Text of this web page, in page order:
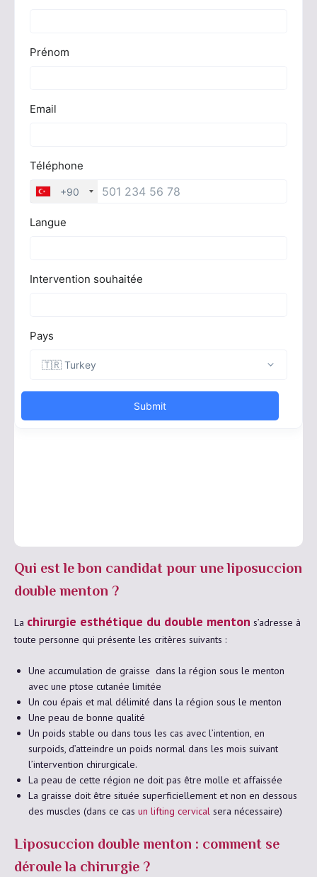
Qui est le bon candidat pour une liposuccion
double menton ?
La chirurgie esthétique du double menton s’adresse à
toute personne qui présente les critères suivants :
Une accumulation de graisse dans la région sous le menton
avec une ptose cutanée limitée
Un cou épais et mal délimité dans la région sous le menton
Une peau de bonne qualité
Un poids stable ou dans tous les cas avec l’intention, en
surpoids, d’atteindre un poids normal dans les mois suivant
l’intervention chirurgicale.
La peau de cette région ne doit pas être molle et affaissée
La graisse doit être située superficiellement et non en dessous
des muscles (dans ce cas un lifting cervical sera nécessaire)
Liposuccion double menton : comment se
déroule la chirurgie ?